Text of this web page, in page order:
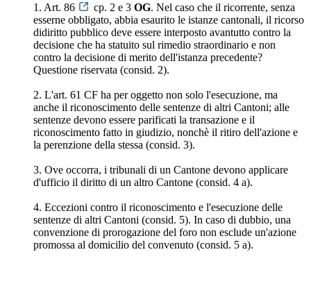
1. Art. 86 cp. 2 e 3 OG. Nel caso che il ricorrente, senza
esserne obbligato, abbia esaurito le istanze cantonali, il ricorso
didiritto pubblico deve essere interposto avantutto contro la
decisione che ha statuito sul rimedio straordinario e non
contro la decisione di merito dell'istanza precedente?
Questione riservata (consid. 2).
2. L'art. 61 CF ha per oggetto non solo l'esecuzione, ma
anche il riconoscimento delle sentenze di altri Cantoni; alle
sentenze devono essere parificati la transazione e il
riconoscimento fatto in giudizio, nonchè il ritiro dell'azione e
la perenzione della stessa (consid. 3).
3. Ove occorra, i tribunali di un Cantone devono applicare
d'ufficio il diritto di un altro Cantone (consid. 4 a).
4. Eccezioni contro il riconoscimento e l'esecuzione delle
sentenze di altri Cantoni (consid. 5). In caso di dubbio, una
convenzione di prorogazione del foro non esclude un'azione
promossa al domicilio del convenuto (consid. 5 a).